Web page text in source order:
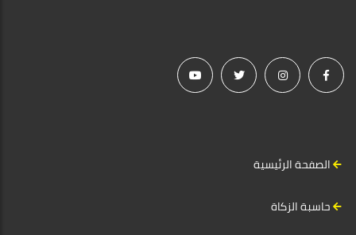
الصفحة الرئيسية
حاسبة الزكاة